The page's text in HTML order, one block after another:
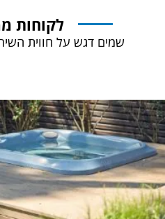
לקוחות
שמים דגש על חווית